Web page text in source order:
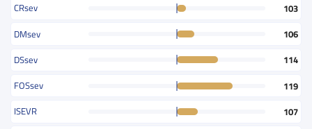
CRsev
103
DMsev
106
DSsev
114
FOSsev
119
ISEVR
107